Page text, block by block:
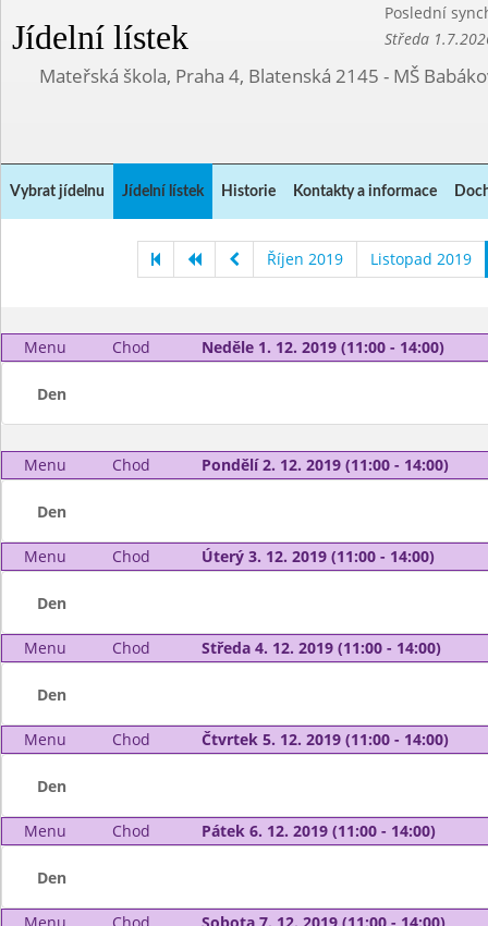
Jídelní lístek
Poslední
Středa
Mateřská škola, Praha 4, Blatenská 2145 - MŠ
Vybrat jídelnu Jídelní lístek Historie Kontakty a informace
Říjen 2019 Listopad 2019
Menu Chod Neděle 1. 12. 2019 (11:00 - 14:00)
Den
Menu Chod Pondělí 2. 12. 2019 (11:00 - 14:00)
Den
Menu Chod Úterý 3. 12. 2019 (11:00 - 14:00)
Den
Menu Chod Středa 4. 12. 2019 (11:00 - 14:00)
Den
Menu Chod Čtvrtek 5. 12. 2019 (11:00 - 14:00)
Den
Menu Chod Pátek 6. 12. 2019 (11:00 - 14:00)
Den